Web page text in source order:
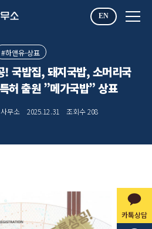
EN
카톡상담
#하앤유-상표
! 국밥집, 돼지국밥, 소머리국
허 출원 ”메가국밥” 상표
무소 2025.12.31 조회수208